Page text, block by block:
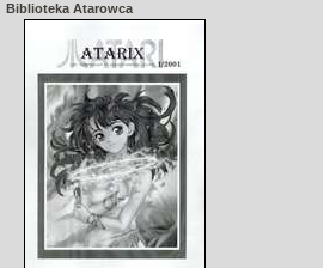
Biblioteka Atarowca